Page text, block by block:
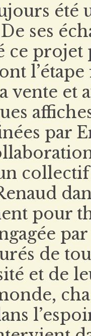
été
ses
ce
vente et
par
collectif
pour
de
et de